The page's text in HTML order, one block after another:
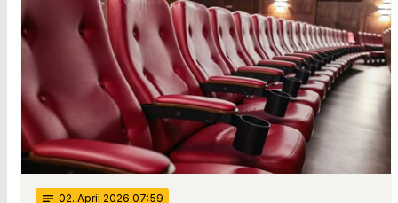
notes 02. April 2026 07:59